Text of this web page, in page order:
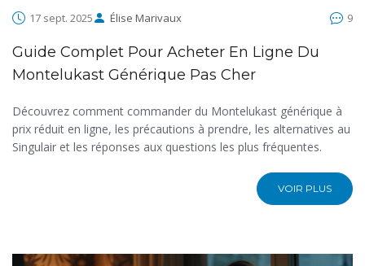
17 sept. 2025 Élise Marivaux 9
Guide Complet Pour Acheter En Ligne Du
Montelukast Générique Pas Cher
Découvrez comment commander du Montelukast générique à
prix réduit en ligne, les précautions à prendre, les alternatives au
Singulair et les réponses aux questions les plus fréquentes.
VOIR PLUS